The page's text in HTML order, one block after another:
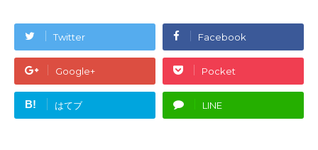
Twitter Facebook
Google+ Pocket
B! はてブ LINE